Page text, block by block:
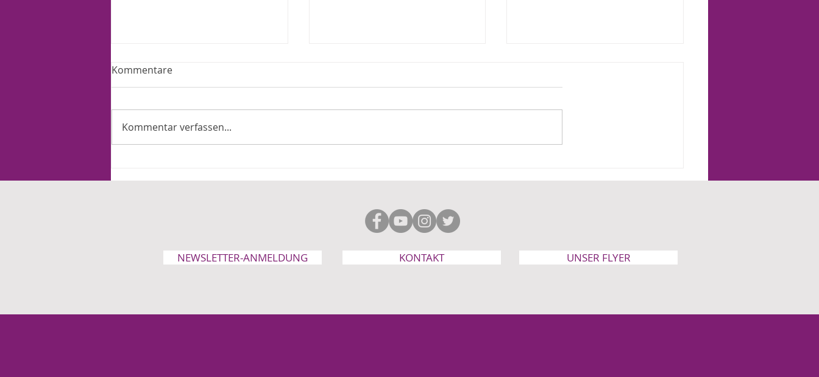
in der Familienpolitik?
Wahlfreiheit, Frau Prien,
Kommentare
Kommentar verfassen...
NEWSLETTER-ANMELDUNG KONTAKT UNSER FLYER